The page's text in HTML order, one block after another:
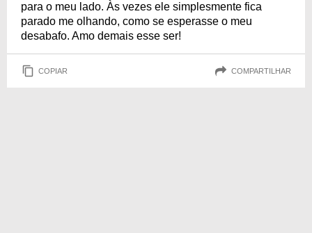
para o meu lado. Às vezes ele simplesmente fica
parado me olhando, como se esperasse o meu
desabafo. Amo demais esse ser!
COPIAR COMPARTILHAR